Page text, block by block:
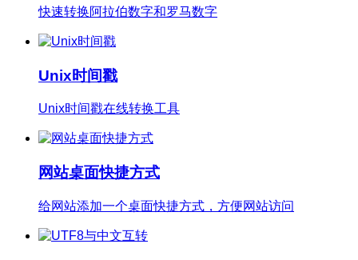
快速转换阿拉伯数字和罗马数字
Unix时间戳
Unix时间戳在线转换工具
网站桌面快捷方式
给网站添加一个桌面快捷方式，方便网站访问